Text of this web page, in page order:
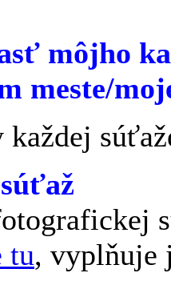
môjho
meste/
každej
tu, vyplňuje